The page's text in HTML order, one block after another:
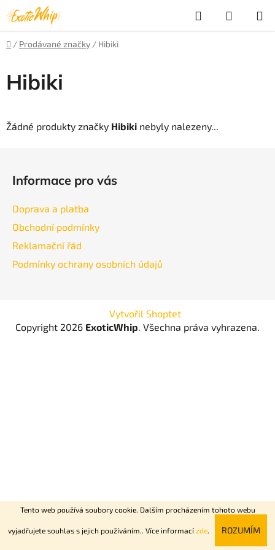
Tento web používá soubory cookie. Dalším procházením tohoto webu
vyjadřujete souhlas s jejich používáním.. Více informací zde. ROZUMÍM
Přejít
na
obsah
Rychlý nonstop rozvoz Praha + Dovoz celé ČR do 2 dní.
Hledat
KOŠÍK
Domů
/ Prodávané značky / Hibiki
Hibiki
Žádné produkty značky Hibiki nebyly nalezeny...
Informace pro vás
Doprava a platba
Obchodní podmínky
Reklamační řád
Podmínky ochrany osobních údajů
Vytvořil Shoptet
Copyright 2026 ExoticWhip. Všechna práva vyhrazena.